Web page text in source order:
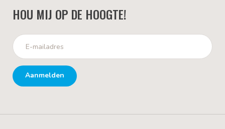
HOU MIJ OP DE HOOGTE!
Aanmelden